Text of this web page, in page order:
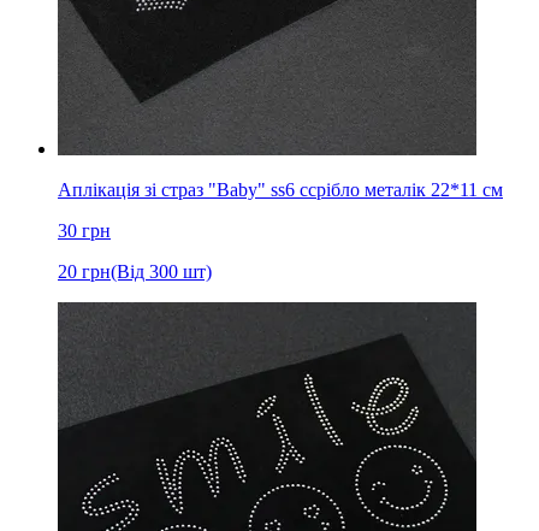
Аплікація зі страз "Baby" ss6 cсрібло металік 22*11 см
30 грн
20 грн(Від 300 шт)